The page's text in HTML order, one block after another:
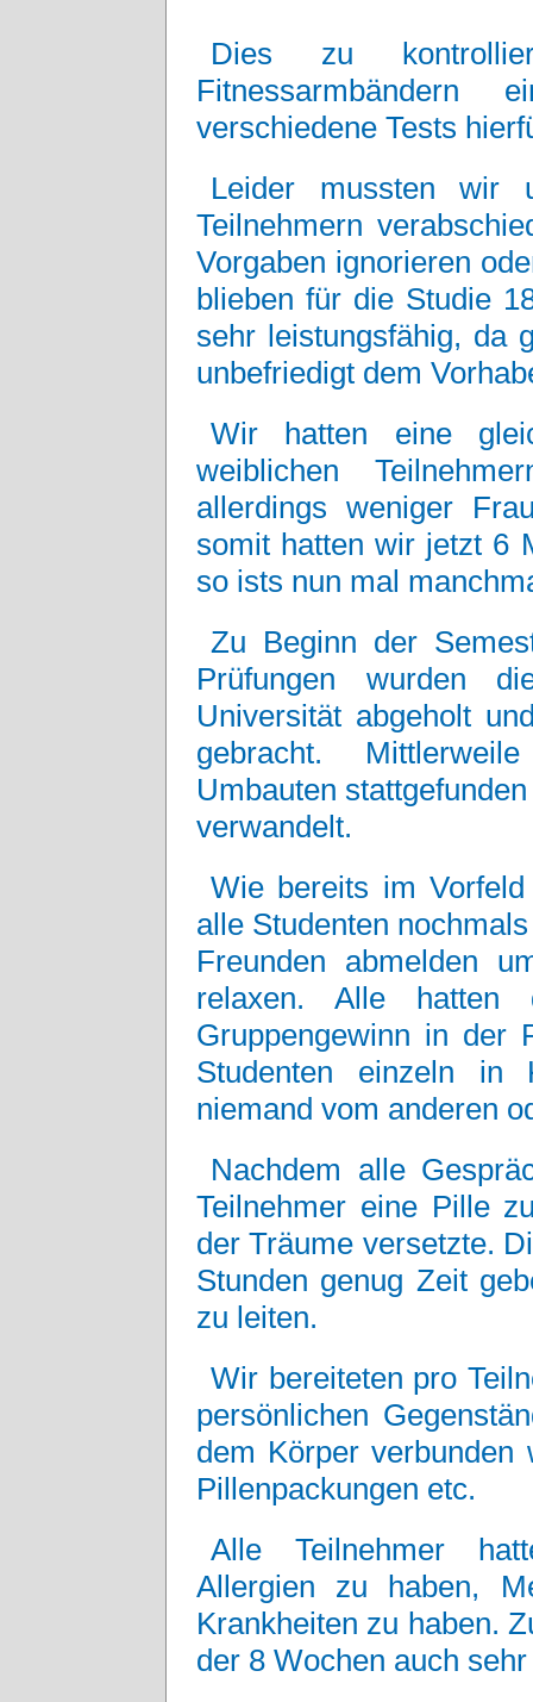
Dies zu
verschiedene Tests
Leider mussten wir
Teilnehmern
Vorgaben ignorieren
blieben für die Studie
sehr leistungsfähig, da
unbefriedigt dem
Wir hatten eine
weiblichen
allerdings weniger
somit hatten wir jetzt 6
so ists nun mal
Zu Beginn der
Prüfungen wurden
Universität abgeholt
gebracht.
Umbauten
verwandelt.
Wie bereits im
alle Studenten
Freunden abmelden
relaxen. Alle hatten
Gruppengewinn in der
Studenten einzeln in
niemand vom anderen
Nachdem alle
Teilnehmer eine Pille
der Träume versetzte.
Stunden genug Zeit
zu leiten.
Wir bereiteten pro
persönlichen
dem Körper verbunden
Pillenpackungen etc.
Alle Teilnehmer
Allergien zu haben,
Krankheiten zu haben.
der 8 Wochen auch